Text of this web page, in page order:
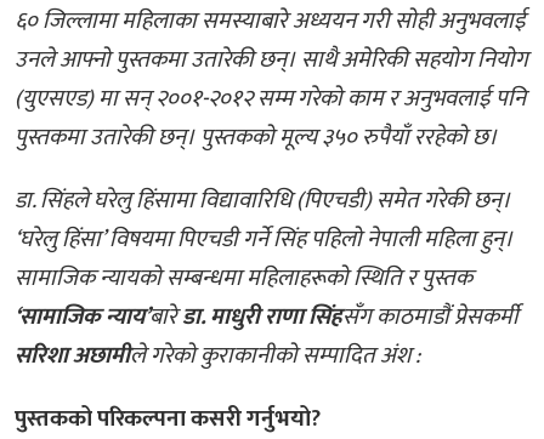
६० जिल्लामा महिलाका समस्याबारे अध्ययन गरी सोही अनुभवलाई
उनले आफ्नो पुस्तकमा उतारेकी छन्। साथै अमेरिकी सहयोग नियोग
(युएसएड) मा सन् २००१-२०१२ सम्म गरेको काम र अनुभवलाई पनि
पुस्तकमा उतारेकी छन्। पुस्तकको मूल्य ३५० रुपैयाँ ररहेको छ।
डा. सिंहले घरेलु हिंसामा विद्यावारिधि (पिएचडी) समेत गरेकी छन्।
‘घरेलु हिंसा’ विषयमा पिएचडी गर्ने सिंह पहिलो नेपाली महिला हुन्।
सामाजिक न्यायको सम्बन्धमा महिलाहरूको स्थिति र पुस्तक
‘सामाजिक न्याय’बारेडा. माधुरी राणा सिंहसँग काठमाडौं प्रेसकर्मी
सरिशा अछामीले गरेको कुराकानीको सम्पादित अंश :
पुस्तकको परिकल्पना कसरी गर्नुभयो?